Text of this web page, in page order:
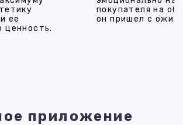
ее
ценность.
покупателя на
он пришел с
приложение